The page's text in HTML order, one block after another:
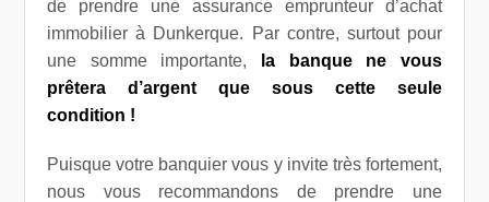
de prendre une assurance emprunteur d’achat
immobilier à Dunkerque. Par contre, surtout pour
une somme importante,
la banque ne vous
prêtera d’argent que sous cette seule
condition !
Puisque votre banquier vous y invite très fortement,
nous vous recommandons de prendre une